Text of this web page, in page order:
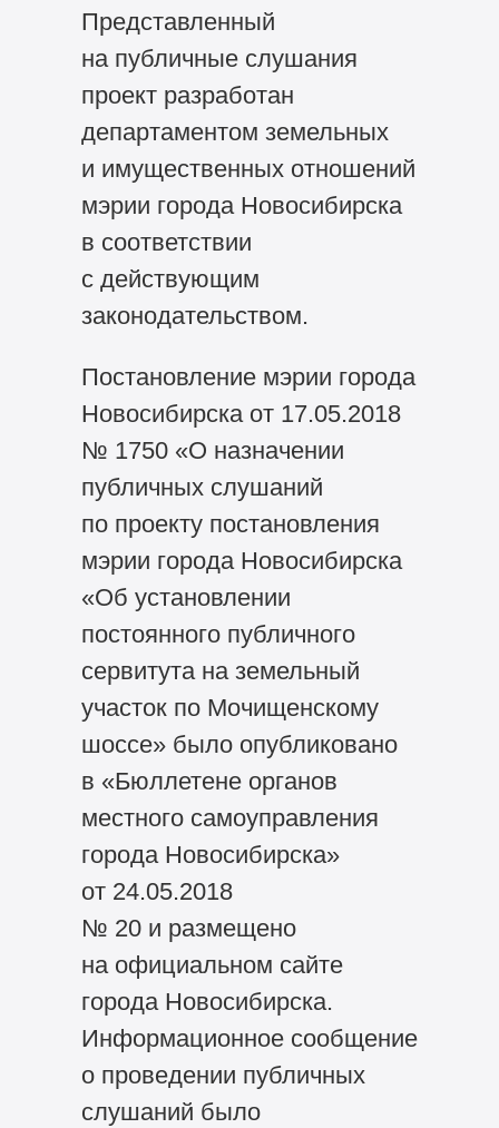
Представленный
на публичные слушания
проект разработан
департаментом земельных
и имущественных отношений
мэрии города Новосибирска
в соответствии
с действующим
законодательством.
Постановление мэрии города
Новосибирска от 17.05.2018
№ 1750 «О назначении
публичных слушаний
по проекту постановления
мэрии города Новосибирска
«Об установлении
постоянного публичного
сервитута на земельный
участок по Мочищенскому
шоссе» было опубликовано
в «Бюллетене органов
местного самоуправления
города Новосибирска»
от 24.05.2018
№ 20 и размещено
на официальном сайте
города Новосибирска.
Информационное сообщение
о проведении публичных
слушаний было